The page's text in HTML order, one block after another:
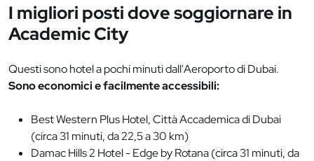
I migliori posti dove soggiornare in
Academic City
Questi sono hotel a pochi minuti dall'Aeroporto di Dubai.
Sono economici e facilmente accessibili:
Best Western Plus Hotel, Città Accademica di Dubai
(circa 31 minuti, da 22,5 a 30 km)
Damac Hills 2 Hotel - Edge by Rotana (circa 31 minuti, da